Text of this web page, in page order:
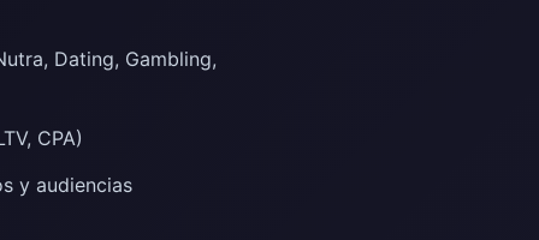
Dating, Gambling,
CPA)
y audiencias